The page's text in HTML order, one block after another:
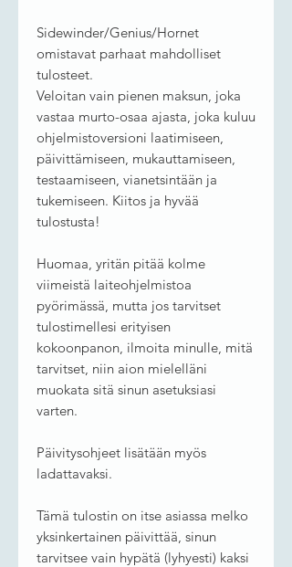
Sidewinder/Genius/Hornet
omistavat parhaat mahdolliset
tulosteet.
Veloitan vain pienen maksun, joka
vastaa murto-osaa ajasta, joka kuluu
ohjelmistoversioni laatimiseen,
päivittämiseen, mukauttamiseen,
testaamiseen, vianetsintään ja
tukemiseen. Kiitos ja hyvää
tulostusta!
Huomaa, yritän pitää kolme
viimeistä laiteohjelmistoa
pyörimässä, mutta jos tarvitset
tulostimellesi erityisen
kokoonpanon, ilmoita minulle, mitä
tarvitset, niin aion mielelläni
muokata sitä sinun asetuksiasi
varten.
Päivitysohjeet lisätään myös
ladattavaksi.
Tämä tulostin on itse asiassa melko
yksinkertainen päivittää, sinun
tarvitsee vain hypätä (lyhyesti) kaksi